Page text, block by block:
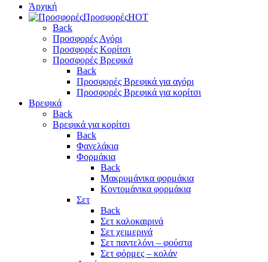
Άρχική
ΠροσφορέςHOT
Back
Προσφορές Αγόρι
Προσφορές Κορίτσι
Προσφορές Βρεφικά
Back
Προσφορές Βρεφικά για αγόρι
Προσφορές Βρεφικά για κορίτσι
Βρεφικά
Back
Βρεφικά για κορίτσι
Back
Φανελάκια
Φορμάκια
Back
Μακρυμάνικα φορμάκια
Κοντομάνικα φορμάκια
Σετ
Back
Σετ καλοκαιρινά
Σετ χειμερινά
Σετ παντελόνι – φούστα
Σετ φόρμες – κολάν